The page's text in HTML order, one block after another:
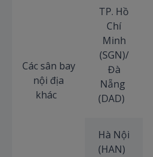
Các sân bay
nội địa
khác
TP. Hồ
Chí
Minh
(SGN)/
Đà
Nẵng
(DAD)
Hà Nội
(HAN)